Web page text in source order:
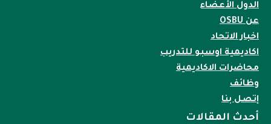
الدول الأعضاء
عن OSBU
اخبار الاتحاد
اكاديمية اوسبو للتدريب
محاضرات الاكاديمية
وظائف
إتصل بنا
أحدث المقالات